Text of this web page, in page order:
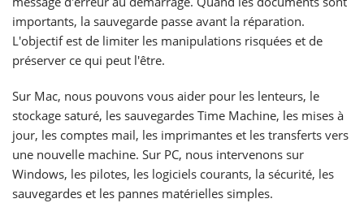
importants, la sauvegarde passe avant la réparation.
L'objectif est de limiter les manipulations risquées et de
préserver ce qui peut l'être.
Sur Mac, nous pouvons vous aider pour les lenteurs, le
stockage saturé, les sauvegardes Time Machine, les mises à
jour, les comptes mail, les imprimantes et les transferts vers
une nouvelle machine. Sur PC, nous intervenons sur
Windows, les pilotes, les logiciels courants, la sécurité, les
sauvegardes et les pannes matérielles simples.